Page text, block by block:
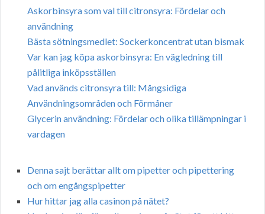
Askorbinsyra som val till citronsyra: Fördelar och
användning
Bästa sötningsmedlet: Sockerkoncentrat utan bismak
Var kan jag köpa askorbinsyra: En vägledning till
pålitliga inköpsställen
Vad används citronsyra till: Mångsidiga
Användningsområden och Förmåner
Glycerin användning: Fördelar och olika tillämpningar i
vardagen
Denna sajt berättar allt om pipetter och pipettering
och om engångspipetter
Hur hittar jag alla casinon på nätet?